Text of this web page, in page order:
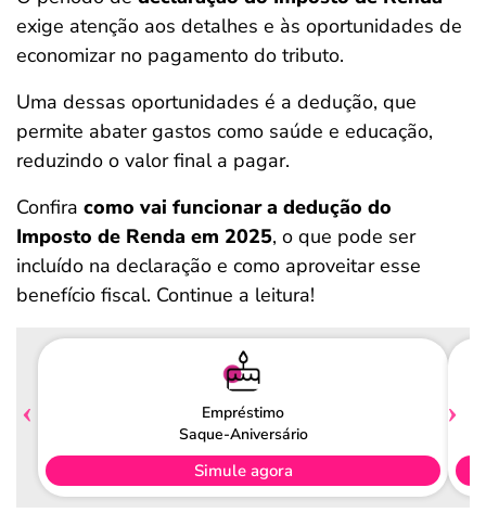
exige atenção aos detalhes e às oportunidades de
economizar no pagamento do tributo.
Uma dessas oportunidades é a dedução, que
permite abater gastos como saúde e educação,
reduzindo o valor final a pagar.
Confira como vai funcionar a dedução do
Imposto de Renda em 2025, o que pode ser
incluído na declaração e como aproveitar esse
benefício fiscal. Continue a leitura!
Empréstimo
Saque-Aniversário
Simule agora